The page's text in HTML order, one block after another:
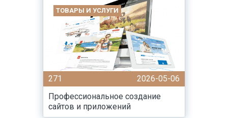
ТОВАРЫ И УСЛУГИ
271
2026-05-06
Профессиональное создание
сайтов и приложений